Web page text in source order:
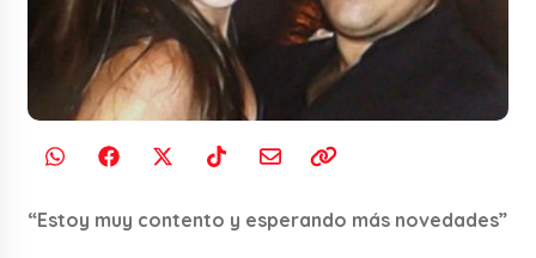
“Estoy muy contento y esperando más novedades”